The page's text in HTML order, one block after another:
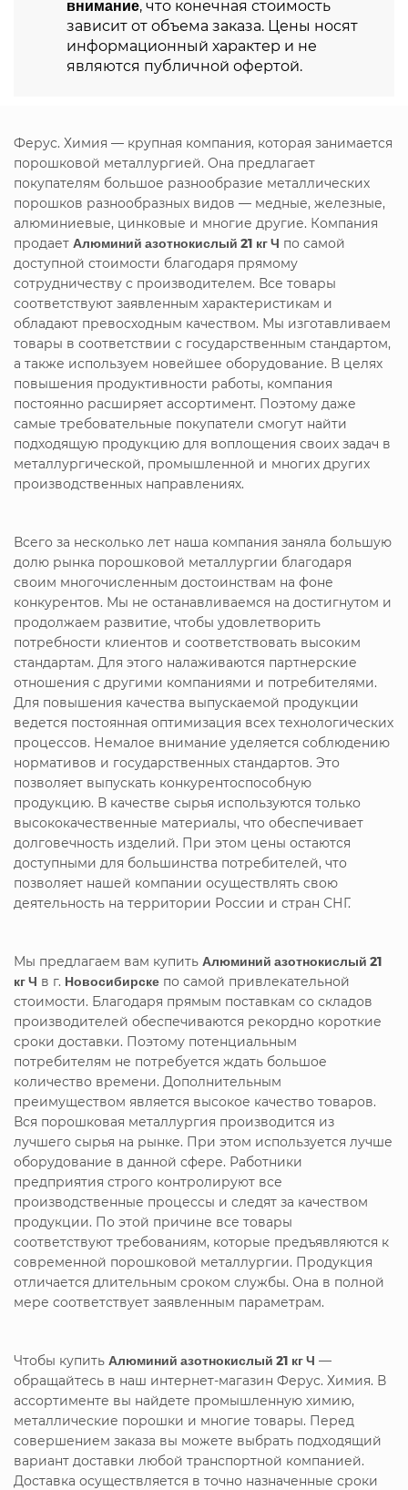
внимание, что конечная стоимость
зависит от объема заказа. Цены носят
информационный характер и не
являются публичной офертой.
Ферус. Химия — крупная компания, которая занимается
порошковой металлургией. Она предлагает
покупателям большое разнообразие металлических
порошков разнообразных видов — медные, железные,
алюминиевые, цинковые и многие другие. Компания
продает Алюминий азотнокислый 21 кг Ч по самой
доступной стоимости благодаря прямому
сотрудничеству с производителем. Все товары
соответствуют заявленным характеристикам и
обладают превосходным качеством. Мы изготавливаем
товары в соответствии с государственным стандартом,
а также используем новейшее оборудование. В целях
повышения продуктивности работы, компания
постоянно расширяет ассортимент. Поэтому даже
самые требовательные покупатели смогут найти
подходящую продукцию для воплощения своих задач в
металлургической, промышленной и многих других
производственных направлениях.
Всего за несколько лет наша компания заняла большую
долю рынка порошковой металлургии благодаря
своим многочисленным достоинствам на фоне
конкурентов. Мы не останавливаемся на достигнутом и
продолжаем развитие, чтобы удовлетворить
потребности клиентов и соответствовать высоким
стандартам. Для этого налаживаются партнерские
отношения с другими компаниями и потребителями.
Для повышения качества выпускаемой продукции
ведется постоянная оптимизация всех технологических
процессов. Немалое внимание уделяется соблюдению
нормативов и государственных стандартов. Это
позволяет выпускать конкурентоспособную
продукцию. В качестве сырья используются только
высококачественные материалы, что обеспечивает
долговечность изделий. При этом цены остаются
доступными для большинства потребителей, что
позволяет нашей компании осуществлять свою
деятельность на территории России и стран СНГ.
Мы предлагаем вам купить Алюминий азотнокислый 21
кг Ч в г. Новосибирске по самой привлекательной
стоимости. Благодаря прямым поставкам со складов
производителей обеспечиваются рекордно короткие
сроки доставки. Поэтому потенциальным
потребителям не потребуется ждать большое
количество времени. Дополнительным
преимуществом является высокое качество товаров.
Вся порошковая металлургия производится из
лучшего сырья на рынке. При этом используется лучше
оборудование в данной сфере. Работники
предприятия строго контролируют все
производственные процессы и следят за качеством
продукции. По этой причине все товары
соответствуют требованиям, которые предъявляются к
современной порошковой металлургии. Продукция
отличается длительным сроком службы. Она в полной
мере соответствует заявленным параметрам.
Чтобы купить Алюминий азотнокислый 21 кг Ч —
обращайтесь в наш интернет-магазин Ферус. Химия. В
ассортименте вы найдете промышленную химию,
металлические порошки и многие товары. Перед
совершением заказа вы можете выбрать подходящий
вариант доставки любой транспортной компанией.
Доставка осуществляется в точно назначенные сроки